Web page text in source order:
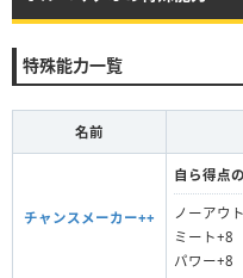
特殊能力一覧
名前
チャンスメーカー++
自ら得点
ノーアウ
ミート+8
パワー+8